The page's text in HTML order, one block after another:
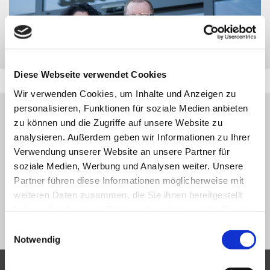
Diese Webseite verwendet Cookies
Wir verwenden Cookies, um Inhalte und Anzeigen zu
personalisieren, Funktionen für soziale Medien anbieten
zu können und die Zugriffe auf unsere Website zu
analysieren. Außerdem geben wir Informationen zu Ihrer
Verwendung unserer Website an unsere Partner für
soziale Medien, Werbung und Analysen weiter. Unsere
Partner führen diese Informationen möglicherweise mit
weiteren Daten zusammen, die Sie ihnen bereitgestellt
Notwendig
HINWEIS:
DAS GESUCHTE FAHRZEUG WURDE ZWISCHENZEITLICH
VERKAUFT BZW. IST NICHT MEHR IN UNSERER
FAHRZEUGDATENBANK VERFÜGBAR.
VIELEN DANK FÜR IHR VERSTÄNDNIS.